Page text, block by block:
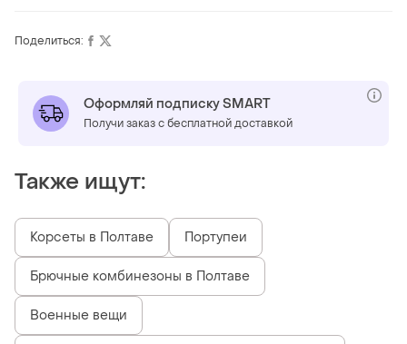
Поделиться:
Оформляй подписку SMART
Получи заказ с бесплатной доставкой
Также ищут:
Корсеты в Полтаве Портупеи
Брючные комбинезоны в Полтаве
Военные вещи